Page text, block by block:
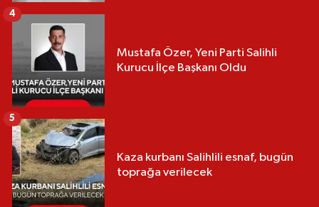
Mustafa Özer, Yeni Parti Salihli
Kurucu İlçe Başkanı Oldu
4
Kaza kurbanı Salihlili esnaf, bugün
toprağa verilecek
5